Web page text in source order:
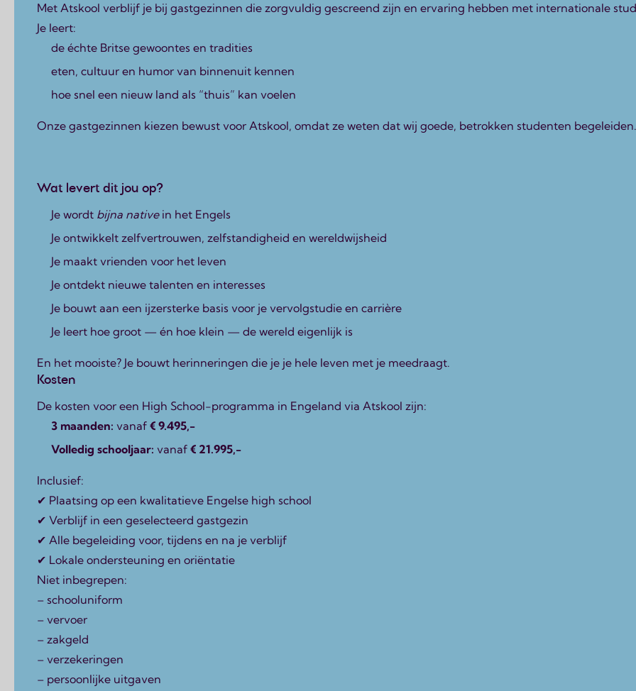
Met Atskool verblijf je bij gastgezinnen die zorgvuldig gescreend zijn en ervaring hebben met internationale
Je leert:
de échte Britse gewoontes en tradities
eten, cultuur en humor van binnenuit kennen
hoe snel een nieuw land als “thuis” kan voelen
Onze gastgezinnen kiezen bewust voor Atskool, omdat ze weten dat wij goede, betrokken studenten begeleiden.
Wat levert dit jou op?
Je wordt bijna nativein het Engels
Je ontwikkelt zelfvertrouwen, zelfstandigheid en wereldwijsheid
Je maakt vrienden voor het leven
Je ontdekt nieuwe talenten en interesses
Je bouwt aan een ijzersterke basis voor je vervolgstudie en carrière
Je leert hoe groot — én hoe klein — de wereld eigenlijk is
En het mooiste? Je bouwt herinneringen die je je hele leven met je meedraagt.
Kosten
De kosten voor een High School-programma in Engeland via Atskool zijn:
3 maanden: vanaf € 9.495,-
Volledig schooljaar: vanaf € 21.995,-
Inclusief:
✔ Plaatsing op een kwalitatieve Engelse high school
✔ Verblijf in een geselecteerd gastgezin
✔ Alle begeleiding voor, tijdens en na je verblijf
✔ Lokale ondersteuning en oriëntatie
Niet inbegrepen:
– schooluniform
– vervoer
– zakgeld
– verzekeringen
– persoonlijke uitgaven